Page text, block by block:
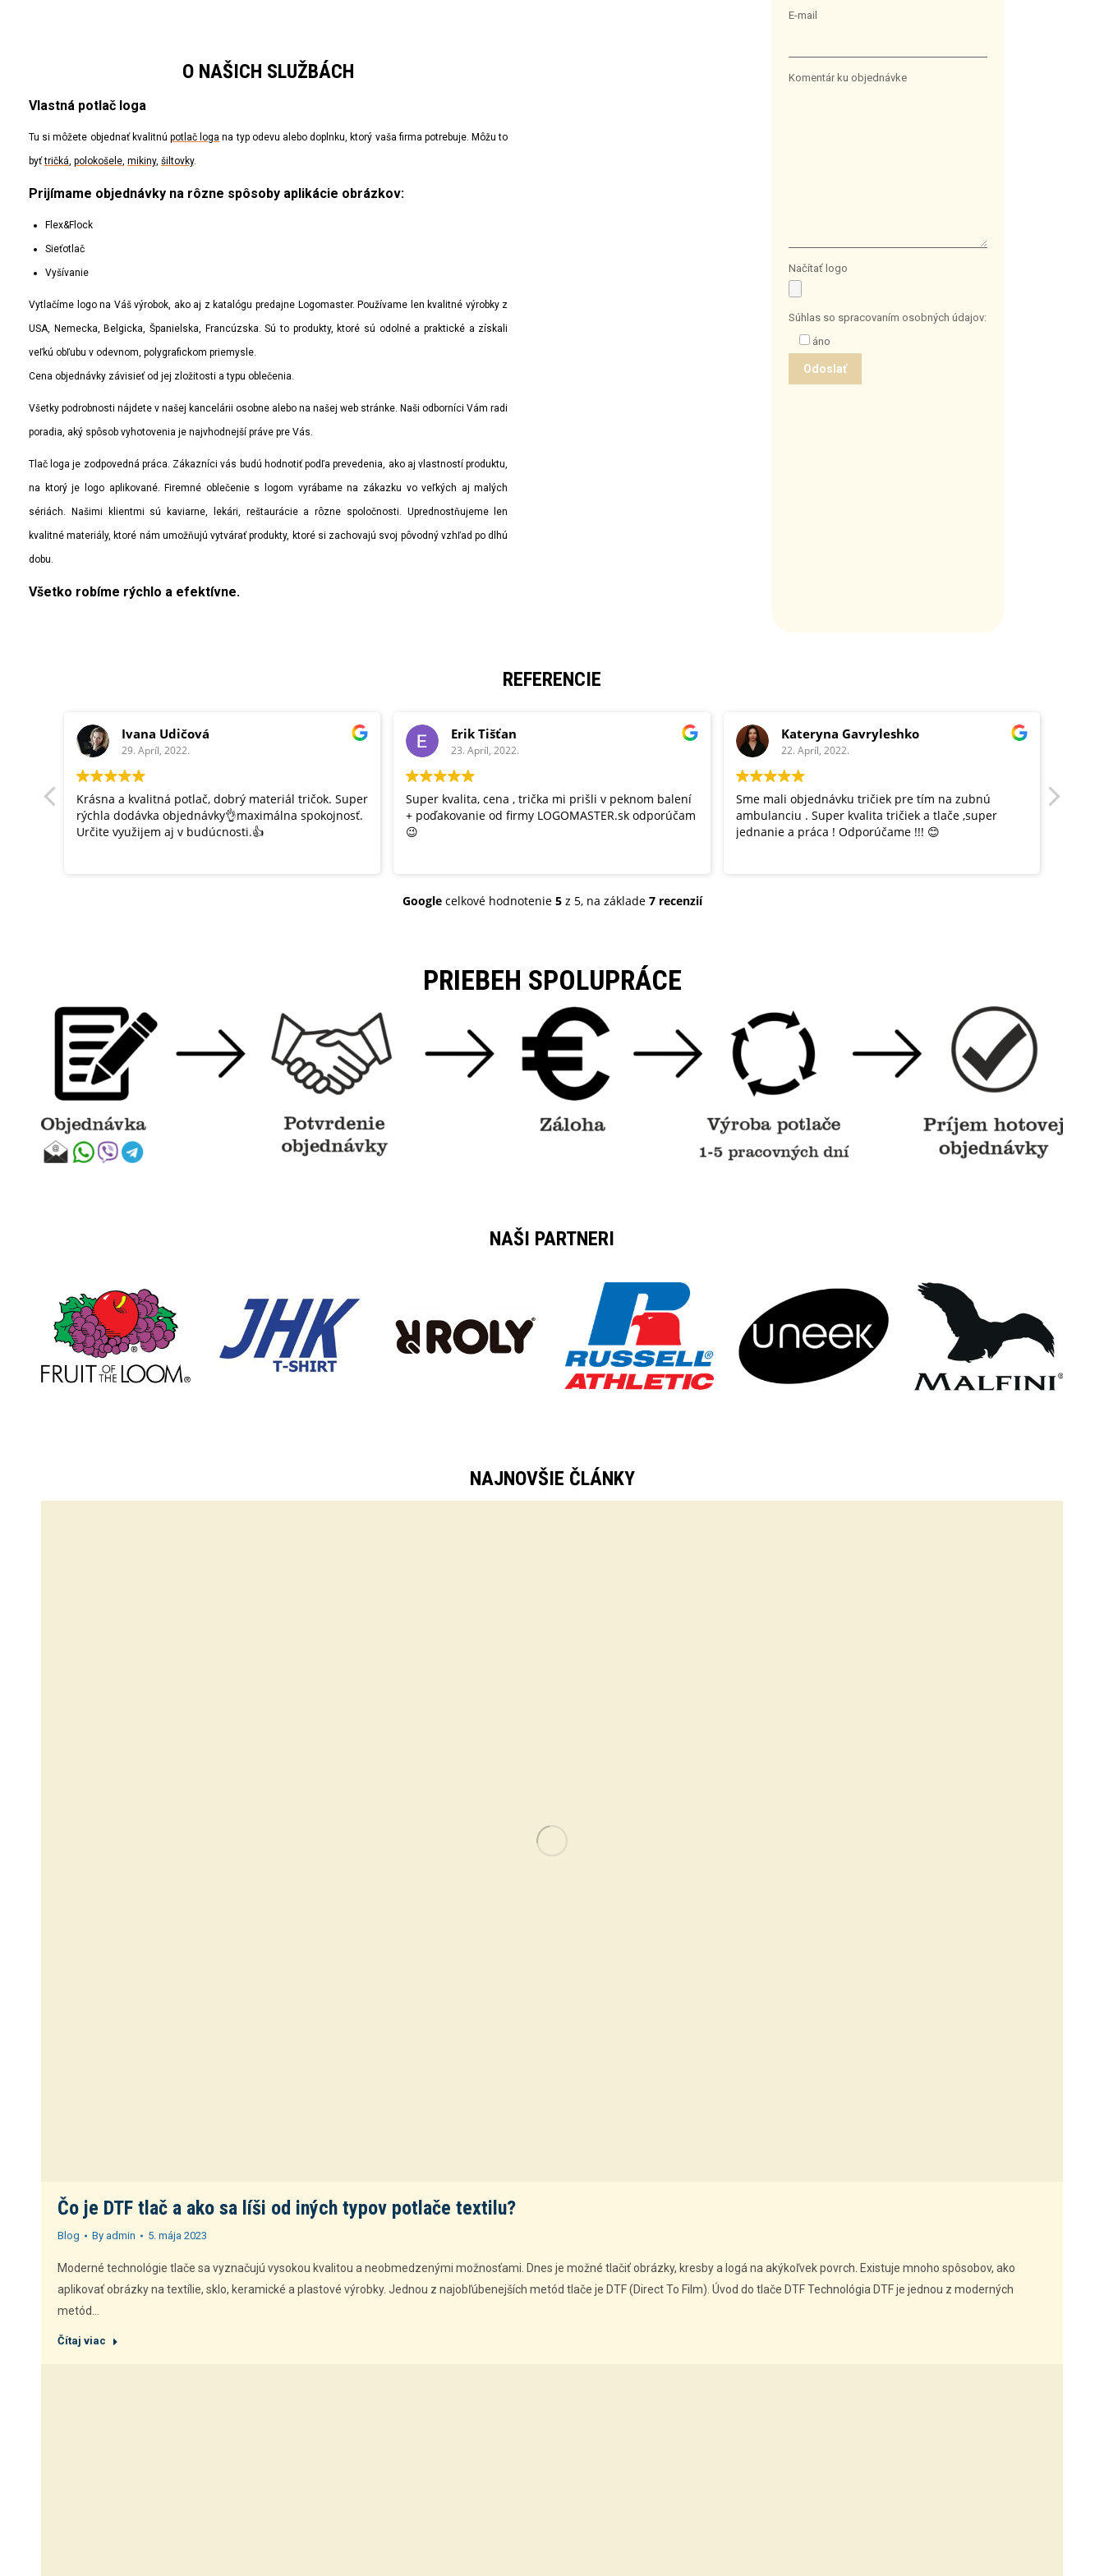
O NAŠICH SLUŽBÁCH
Vlastná potlač loga
Tu si môžete objednať kvalitnúpotlač loga na typ odevu alebo doplnku, ktorý vaša firma potrebuje. Môžu to
byťtričká, polokošele, mikiny, šiltovky.
Prijímame objednávky na rôzne spôsoby aplikácie obrázkov:
Flex&Flock
Sieťotlač
Vyšívanie
Vytlačíme logo na Váš výrobok, ako aj z katalógu predajne Logomaster. Používame len kvalitné výrobky z
USA, Nemecka, Belgicka, Španielska, Francúzska. Sú to produkty, ktoré sú odolné a praktické a získali
veľkú obľubu v odevnom, polygrafickom priemysle.
Cena objednávky závisieť od jej zložitosti a typu oblečenia.
Všetky podrobnosti nájdete v našej kancelárii osobne alebo na našej web stránke. Naši odborníci Vám radi
poradia, aký spôsob vyhotovenia je najvhodnejší práve pre Vás.
Tlač loga je zodpovedná práca. Zákazníci vás budú hodnotiť podľa prevedenia, ako aj vlastností produktu,
na ktorý je logo aplikované. Firemné oblečenie s logom vyrábame na zákazku vo veľkých aj malých
sériách. Našimi klientmi sú kaviarne, lekári, reštaurácie a rôzne spoločnosti. Uprednostňujeme len
kvalitné materiály, ktoré nám umožňujú vytvárať produkty, ktoré si zachovajú svoj pôvodný vzhľad po dlhú
dobu.
Všetko robíme rýchlo a efektívne.
E-mail
Komentár ku objednávke
Načítať logo
Súhlas so spracovaním osobných údajov:
áno
REFERENCIE
Ivana Udičová
29. Apríl, 2022.
Krásna a kvalitná potlač, dobrý materiál tričok. Super
rýchla dodávka objednávky👌maximálna spokojnosť.
Určite využijem aj v budúcnosti.👍
Erik Tišťan
23. Apríl, 2022.
Super kvalita, cena , trička mi prišli v peknom balení
+ poďakovanie od firmy LOGOMASTER.sk odporúčam
😉
Kateryna Gavryleshko
22. Apríl, 2022.
Sme mali objednávku tričiek pre tím na zubnú
ambulanciu . Super kvalita tričiek a tlače ,super
jednanie a práca ! Odporúčame !!! 😊
Googlecelkové hodnotenie 5z 5, na základe 7 recenzií
PRIEBEH SPOLUPRÁCE
NAŠI PARTNERI
NAJNOVŠIE ČLÁNKY
Čo je DTF tlač a ako sa líši od iných typov potlače textilu?
Blog By admin 5. mája 2023
Moderné technológie tlače sa vyznačujú vysokou kvalitou a neobmedzenými možnosťami. Dnes je možné tlačiť obrázky, kresby a logá na akýkoľvek povrch. Existuje mnoho spôsobov, ako
aplikovať obrázky na textílie, sklo, keramické a plastové výrobky. Jednou z najobľúbenejších metód tlače je DTF (Direct To Film). Úvod do tlače DTF Technológia DTF je jednou z moderných
metód…
Čítaj viac